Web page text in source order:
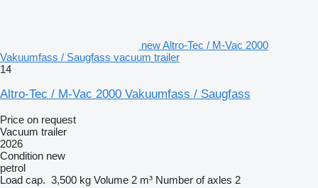
new Altro-Tec / M-Vac 2000
Vakuumfass / Saugfass vacuum trailer
14
Altro-Tec / M-Vac 2000 Vakuumfass / Saugfass
Price on request
Vacuum trailer
2026
Condition new
petrol
Load cap. 3,500 kg Volume 2 m³ Number of axles 2